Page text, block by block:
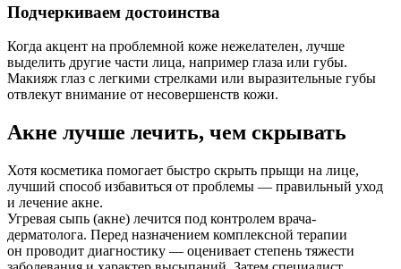
Подчеркиваем достоинства
Когда акцент на проблемной коже нежелателен, лучше
выделить другие части лица, например глаза или губы.
Макияж глаз с легкими стрелками или выразительные губы
отвлекут внимание от несовершенств кожи.
Акне лучше лечить, чем скрывать
Хотя косметика помогает быстро скрыть прыщи на лице,
лучший способ избавиться от проблемы — правильный уход
и лечение акне.
Угревая сыпь (акне) лечится под контролем врача-
дерматолога. Перед назначением комплексной терапии
он проводит диагностику — оценивает степень тяжести